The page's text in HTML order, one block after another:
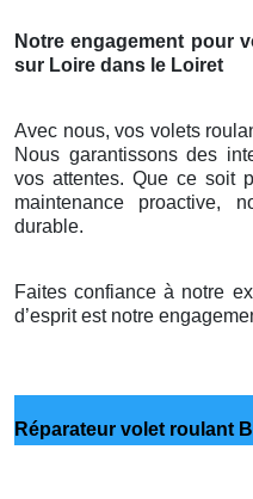
Notre engagement pour
sur Loire dans le Loiret
Avec nous, vos volets
Nous garantissons des
vos attentes. Que ce soit
maintenance proactive,
durable.
Faites confiance à notre
d’esprit est notre
Réparateur volet roulant